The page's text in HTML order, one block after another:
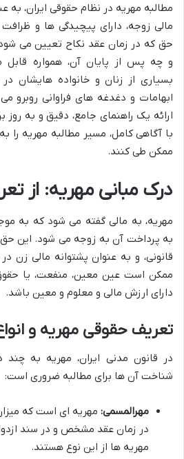
مطالبه مهریه در نظام حقوقی ایران، به
مالی زوجه، دارای پیچیدگی ها و
حق که در زمان عقد نکاح تعیین می
و چه پس از پایان آن، همواره قابل
بسیاری از زنان و خانواده هایشان در
ابهامات و دغدغه های فراوانی روبرو
ارائه یک راهنمای جامع، دقیق و به روز
با آگاهی کامل، مسیر مطالبه مهریه را
ممکن طی کنند.
درک مبانی مهریه: از
مهریه، به مالی گفته می شود که به
به پرداخت آن به زوجه می شود. این
قانونی، و به عنوان پشتوانه مالی زن
ممکن است عین معین، منفعت، یا
دارای ارزش مالی و معلوم و معین باشد.
تعریف حقوقی مهریه و
در قانون مدنی ایران، مهریه به
شناخت آن ها برای مطالبه ضروری است:
مهرالمسمی: مهریه ای است که
در زمان عقد مشخص و در سند
مهریه ها از این نوع هستند.